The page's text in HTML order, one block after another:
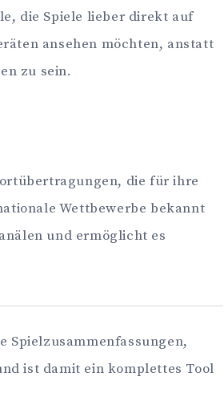
die Spiele lieber direkt auf
ansehen möchten, anstatt
zu sein.
die für ihre
Wettbewerbe bekannt
und ermöglicht es
Spielzusammenfassungen,
ist damit ein komplettes Tool